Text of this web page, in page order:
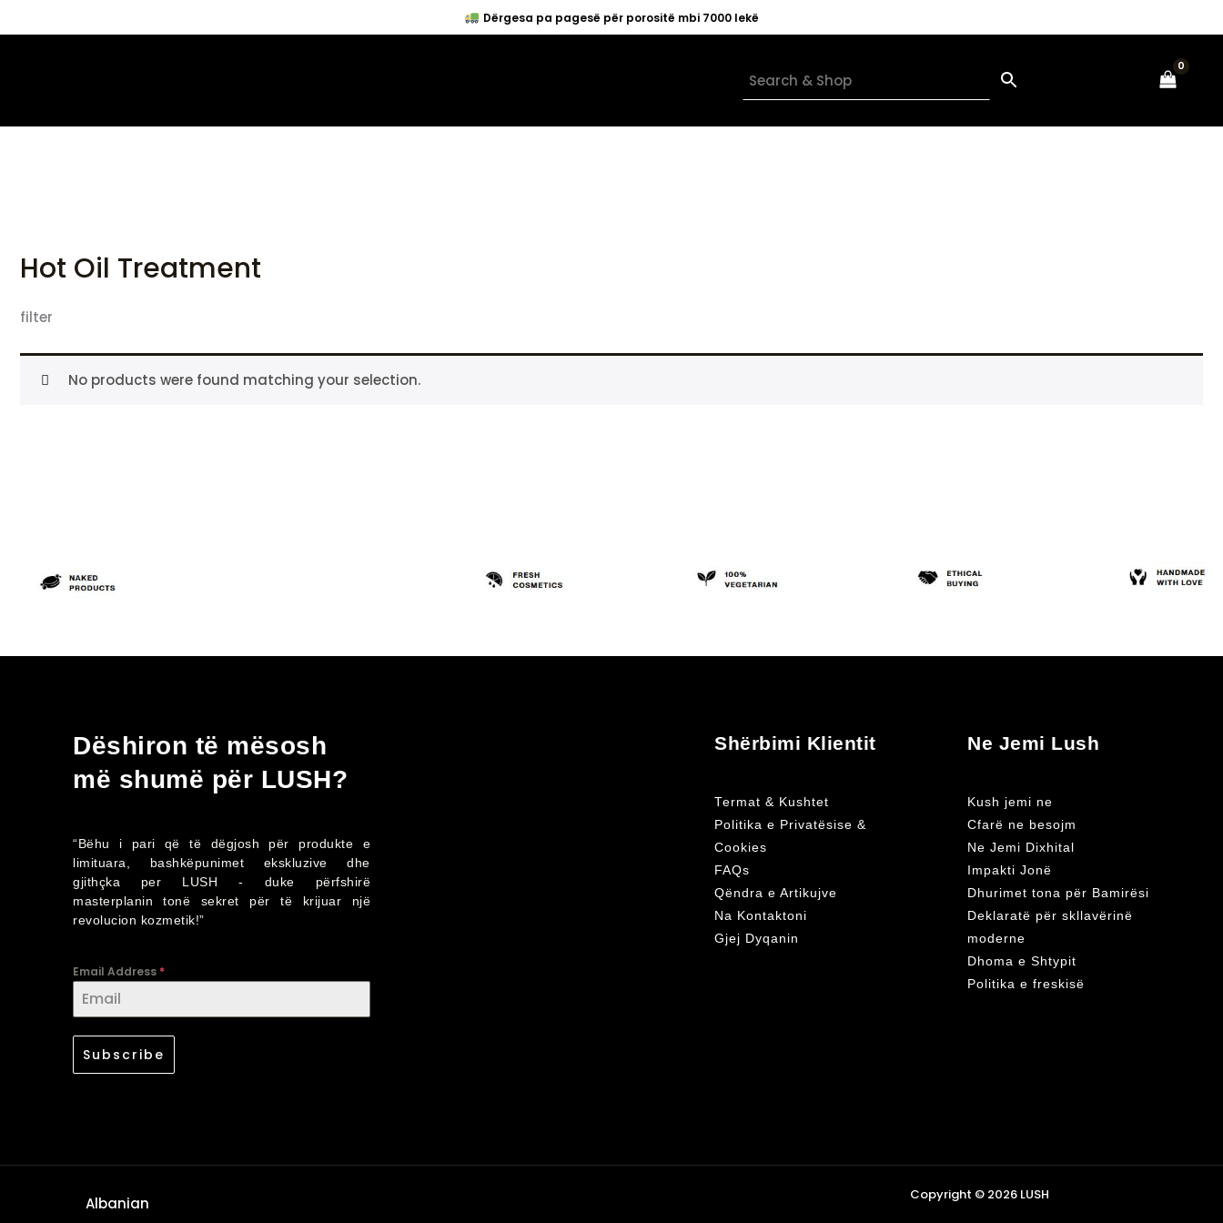
to
Dërgesa pa pagesë për porositë mbi 7000 lekë
Hot Oil Treatment
filter
No products were found matching your selection.
Dëshiron të mësosh
më shumë për LUSH?
“Bëhu i pari që të dëgjosh për produkte e
limituara, bashkëpunimet ekskluzive dhe
gjithçka per LUSH - duke përfshirë
masterplanin tonë sekret për të krijuar një
revolucion kozmetik!”
Email Address *
Subscribe
Shërbimi Klientit
Termat & Kushtet
Politika e Privatësise &
Cookies
FAQs
Qëndra e Artikujve
Na Kontaktoni
Gjej Dyqanin
Ne Jemi Lush
Kush jemi ne
Cfarë ne besojm
Ne Jemi Dixhital
Impakti Jonë
Dhurimet tona për Bamirësi
Deklaratë për skllavërinë
moderne
Dhoma e Shtypit
Politika e freskisë
Albanian Copyright © 2026 LUSH